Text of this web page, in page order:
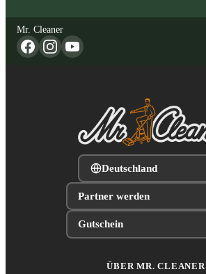
Mr. Cleaner
Deutschland
Partner werden
Gutschein
ÜBER MR. CLEANER